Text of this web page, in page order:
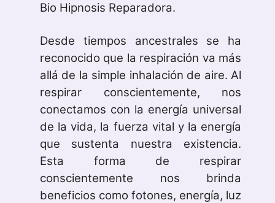
Bio Hipnosis Reparadora.
Desde tiempos ancestrales se ha
reconocido que la respiración va más
allá de la simple inhalación de aire. Al
respirar conscientemente, nos
conectamos con la energía universal
de la vida, la fuerza vital y la energía
que sustenta nuestra existencia.
Esta forma de respirar
conscientemente nos brinda
beneficios como fotones, energía, luz